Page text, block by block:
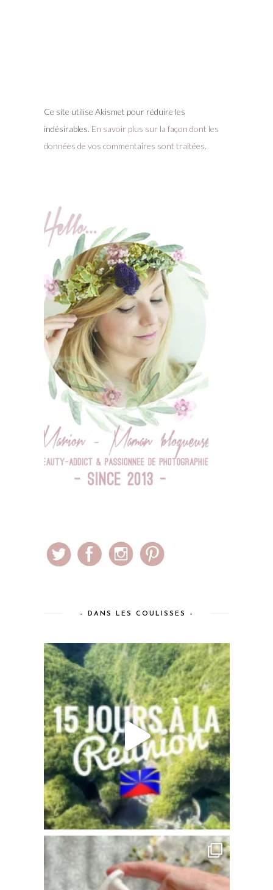
Ce site utilise Akismet pour réduire les
indésirables. En savoir plus sur la façon dont les
données de vos commentaires sont traitées.
– DANS LES COULISSES –